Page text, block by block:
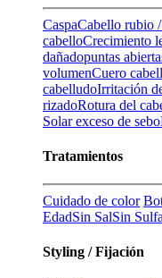
CaspaCabello rubio
cabelloCrecimiento
dañadopuntas
volumenCuero
cabelludoIrritación
rizadoRotura del
Solarexceso de sebo
Tratamientos
Cuidado de color
EdadSin SalSin
Styling / Fijación